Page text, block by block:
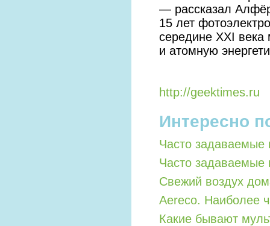
— рассказал
15 лет
середине XXI века
и атомную
http://geektimes.ru
Интересно
Часто задаваемые
Часто задаваемые
Свежий воздух
Aereco. Наиболее
Какие бывают